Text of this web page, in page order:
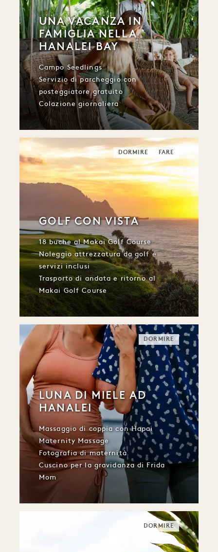
UNA VACANZA IN
FAMIGLIA NELLA
HANALEI BAY
Campo Seedlings
Servizio di parcheggio con
posteggiatore gratuito
Colazione giornaliera
DORMIRE FARE
GOLF CON VISTA
18 buche al Makai Golf Course
Noleggio attrezzatura da golf e
servizi inclusi
Trasporto di andata e ritorno al
Makai Golf Course
DORMIRE
LUNA DI MIELE AD
HANALEI
Massaggio di coppia con Hapai
Maternity Massage
Fotografia di maternità
Cuscino per la gravidanza di Frida
Mom
DORMIRE